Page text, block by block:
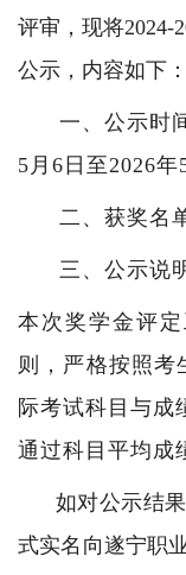
评审，现将2024-
公示，内容如下：
一、公示时
5 月 6 日至2026年
二、获奖名
三、公示说
本次奖学金评
则，严格按照考
际考试科目与成
通过科目平均成
如对公示结
式实名 向遂宁职